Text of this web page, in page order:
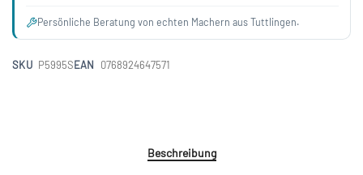
Persönliche Beratung von echten Machern aus Tuttlingen.
SKU P5995SEAN 0768924647571
Beschreibung